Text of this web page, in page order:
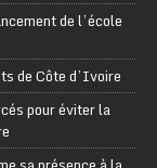
de l’école
de Côte d’Ivoire
pour éviter la